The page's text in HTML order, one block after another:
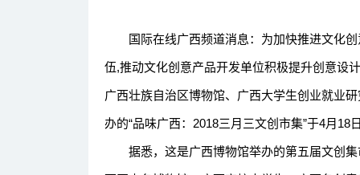
国际在线广西频道消息：为加快推进文化创
伍,推动文化创意产品开发单位积极提升创意设
广西壮族自治区博物馆、广西大学生创业就业
办的“品味广西：2018三月三文创市集”于4月
据悉，这是广西博物馆举办的第五届文创集